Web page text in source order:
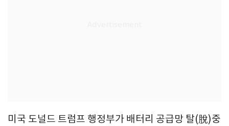
미국 도널드 트럼프 행정부가 배터리 공급망 탈(脫)중